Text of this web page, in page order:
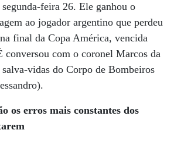
feira 26. Ele ganhou o
ao jogador argentino que perdeu
final da Copa América, vencida
com o coronel Marcos da
vidas do Corpo de Bombeiros
os erros mais constantes dos